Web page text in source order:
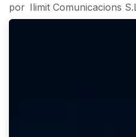
por Ilimit Comunicacions